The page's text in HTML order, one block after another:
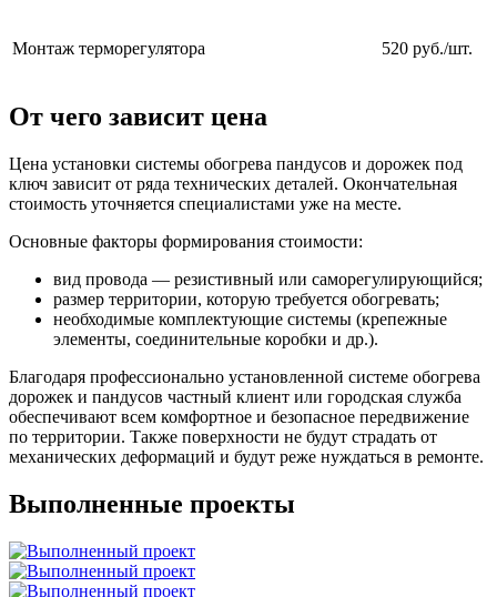
Монтаж терморегулятора 520 руб./шт.
От чего зависит цена
Цена установки системы обогрева пандусов и дорожек под
ключ зависит от ряда технических деталей. Окончательная
стоимость уточняется специалистами уже на месте.
Основные факторы формирования стоимости:
вид провода — резистивный или саморегулирующийся;
размер территории, которую требуется обогревать;
необходимые комплектующие системы (крепежные
элементы, соединительные коробки и др.).
Благодаря профессионально установленной системе обогрева
дорожек и пандусов частный клиент или городская служба
обеспечивают всем комфортное и безопасное передвижение
по территории. Также поверхности не будут страдать от
механических деформаций и будут реже нуждаться в ремонте.
Выполненные проекты